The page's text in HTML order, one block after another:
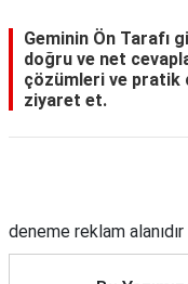
Geminin Ön Tarafı
doğru ve net
çözümleri ve pratik
ziyaret et.
deneme reklam alanıdır